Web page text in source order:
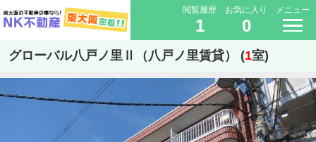
閲覧履歴
1
お気に入り
0
メニュー
グローバル八戸ノ里Ⅱ（八戸ノ里賃貸） (1室)